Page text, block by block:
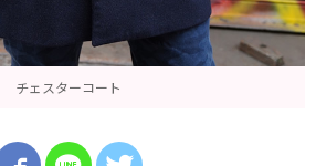
チェスターコート